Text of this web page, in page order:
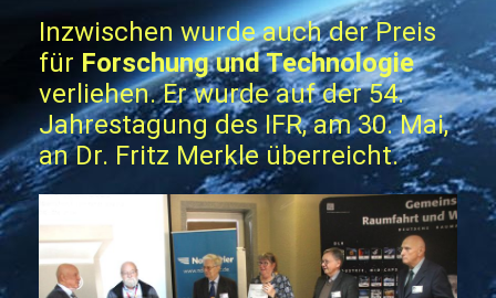
Inzwischen wurde auch der Preis
für Forschung und Technologie
verliehen. Er wurde auf der 54.
Jahrestagung des IFR, am 30. Mai,
an Dr. Fritz Merkle überreicht.